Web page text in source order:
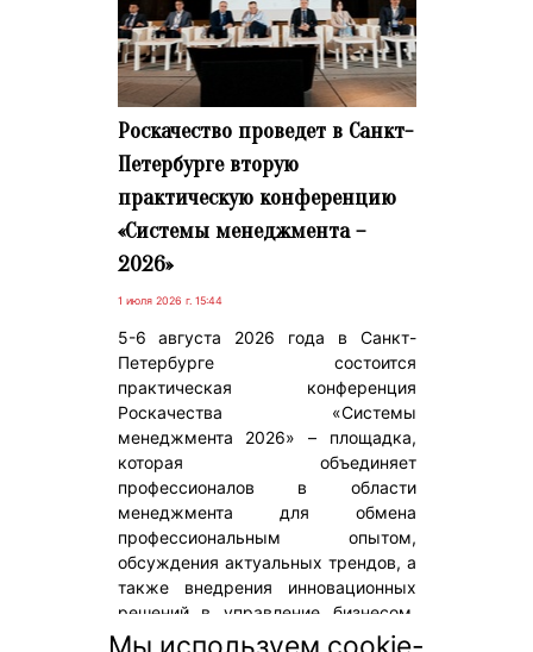
Роскачество проведет в Санкт-
Петербурге вторую
практическую конференцию
«Системы менеджмента –
2026»
1 июля 2026 г. 15:44
5-6 августа 2026 года в Санкт-
Петербурге состоится
практическая конференция
Роскачества «Системы
менеджмента 2026» – площадка,
которая объединяет
профессионалов в области
менеджмента для обмена
профессиональным опытом,
обсуждения актуальных трендов, а
также внедрения инновационных
решений в управление бизнесом.
«Вестник» – информационный